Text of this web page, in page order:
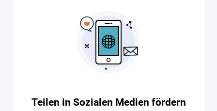
Teilen in Sozialen Medien fördern